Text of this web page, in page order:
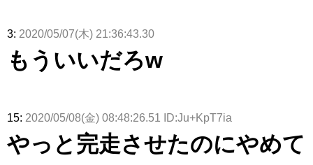
3: 2020/05/07(木) 21:36:43.30
もういいだろw
15: 2020/05/08(金) 08:48:26.51 ID:Ju+KpT7ia
やっと完走させたのにやめて